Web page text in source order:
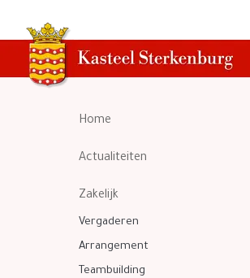
Home
Actualiteiten
Zakelijk
Vergaderen
Arrangement
Teambuilding